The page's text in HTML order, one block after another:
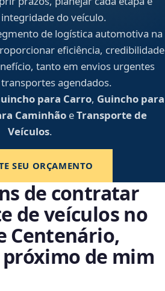
do veículo.
de logística automotiva na
eficiência, credibilidade
tanto em envios urgentes
agendados.
para Carro, Guincho para
CaminhãoeTransporte de
Veículos.
SEU ORÇAMENTO
de contratar
de veículos no
Centenário,
próximo de mim